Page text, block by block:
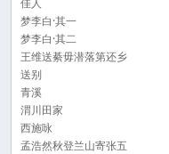
佳人
梦李白·其一
梦李白·其二
王维送綦毋潜落第还乡
送别
青溪
渭川田家
西施咏
孟浩然秋登兰山寄张五